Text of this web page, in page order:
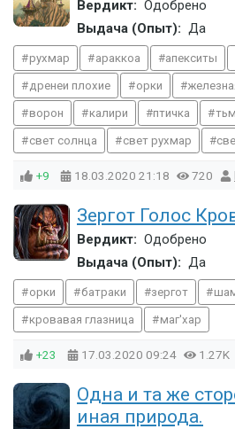
Вердикт: Одобрено
Выдача (Опыт): Да
рухмар араккоа апекситы
дренеи плохие орки
ворон калири птичка
свет солнца свет рухмар
+9 18.03.2020 21:18 720
Зергот Голос
Вердикт: Одобрено
Выдача (Опыт): Да
орки батраки зергот
кровавая глазница маг'хар
+23 17.03.2020 09:24 1.27K
Одна и та же
иная природа.